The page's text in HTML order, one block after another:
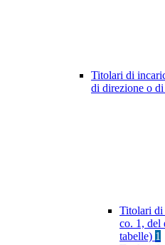
Titolari di
di direzione o
Titolari di
co. 1, del
tabelle) 1